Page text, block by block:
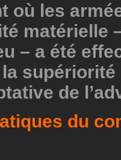
où les
matérielle
– a été
supériorité
de
du